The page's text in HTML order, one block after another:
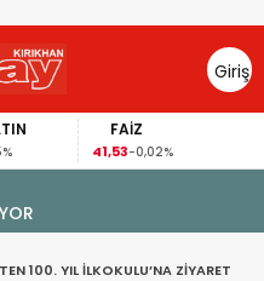
Giriş
Yap
FAİZ
41,53-0,02%
100. YIL İLKOKULU’NA ZİYARET